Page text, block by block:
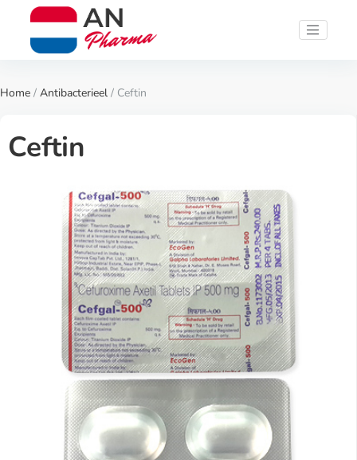
Home / Antibacterieel / Ceftin
Ceftin